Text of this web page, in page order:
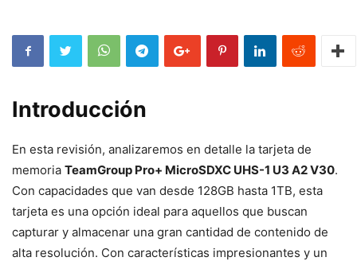
Introducción
En esta revisión, analizaremos en detalle la tarjeta de
memoria TeamGroup Pro+ MicroSDXC UHS-1 U3 A2 V30.
Con capacidades que van desde 128GB hasta 1TB, esta
tarjeta es una opción ideal para aquellos que buscan
capturar y almacenar una gran cantidad de contenido de
alta resolución. Con características impresionantes y un